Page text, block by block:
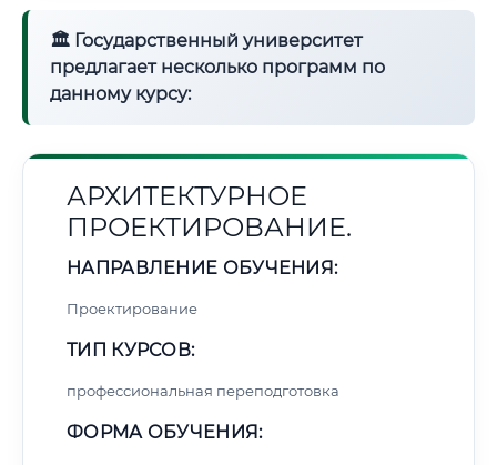
🏛 Государственный университет
предлагает несколько программ по
данному курсу:
АРХИТЕКТУРНОЕ
ПРОЕКТИРОВАНИЕ.
НАПРАВЛЕНИЕ ОБУЧЕНИЯ:
Проектирование
ТИП КУРСОВ:
профессиональная переподготовка
ФОРМА ОБУЧЕНИЯ: